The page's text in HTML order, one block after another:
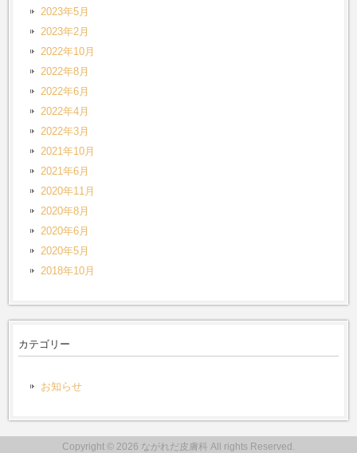
2023年5月
2023年2月
2022年10月
2022年8月
2022年6月
2022年4月
2022年3月
2021年10月
2021年6月
2020年11月
2020年8月
2020年6月
2020年5月
2018年10月
カテゴリー
お知らせ
Copyright © 2026 ながれだ皮膚科 All rights Reserved.